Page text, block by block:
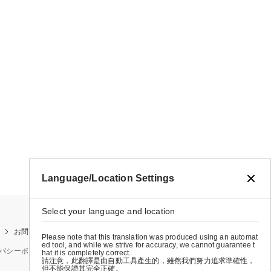
お問い合わせ
シーポリシー 特定商取引法に基づく表示 会社概要
Language/Location Settings
Select your language and location
Please note that this translation was produced using an automat
ed tool, and while we strive for accuracy, we cannot guarantee t
hat it is completely correct.
請注意，此翻譯是由自動工具產生的，雖然我們努力追求準確性，
但不能保證其完全正確。